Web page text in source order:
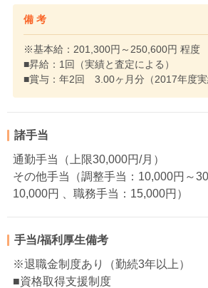
備 考
※基本給：201,300円～250,600円 程度
■昇給：1回（実績と査定による）
■賞与：年2回 3.00ヶ月分（2017年度実
諸手当
通勤手当（上限30,000円/月）
その他手当（調整手当：10,000円～
10,000円 、職務手当：15,000円）
手当/福利厚生備考
※退職金制度あり（勤続3年以上）
■資格取得支援制度